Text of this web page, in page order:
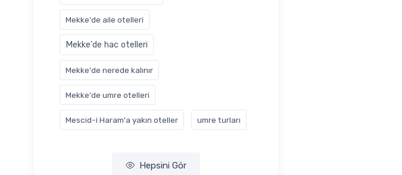
Mekke'de aile otelleri
Mekke'de hac otelleri
Mekke'de nerede kalınır
Mekke'de umre otelleri
Mescid-i Haram'a yakın oteller ‎umre turları
Hepsini Gör